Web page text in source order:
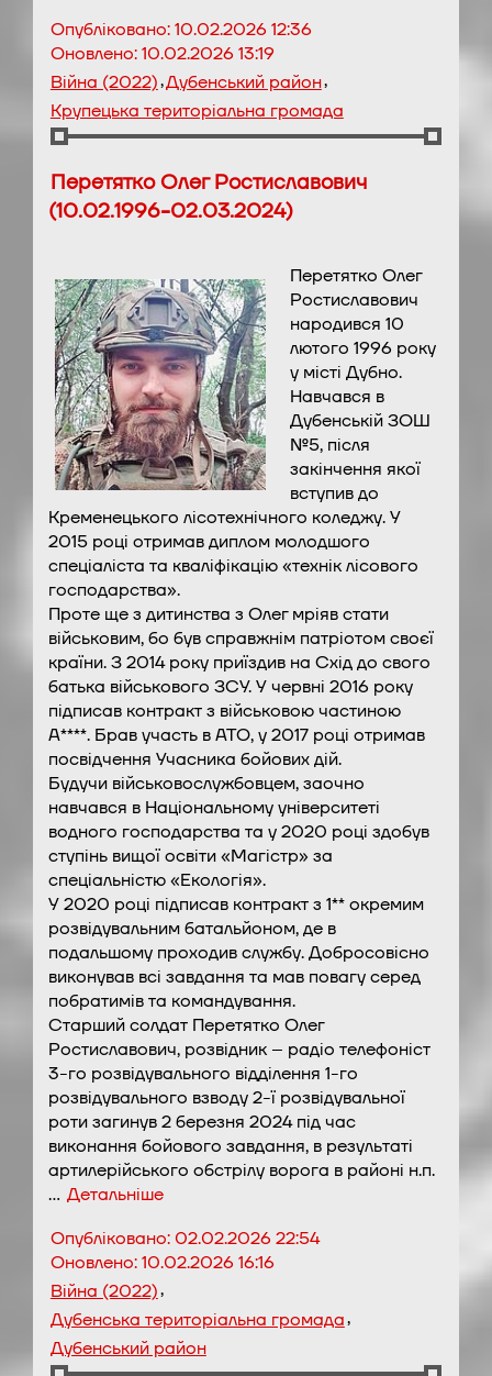
Опубліковано:10.02.2026 12:36
Оновлено:10.02.2026 13:19
Війна (2022),Дубенський район,
Крупецька територіальна громада
Перетятко Олег Ростиславович
(10.02.1996-02.03.2024)
Перетятко Олег
Ростиславович
народився 10
лютого 1996 року
у місті Дубно.
Навчався в
Дубенській ЗОШ
№5, після
закінчення якої
вступив до
Кременецького лісотехнічного коледжу. У
2015 році отримав диплом молодшого
спеціаліста та кваліфікацію «технік лісового
господарства».
Проте ще з дитинства з Олег мріяв стати
військовим, бо був справжнім патріотом своєї
країни. З 2014 року приїздив на Схід до свого
батька військового ЗСУ. У червні 2016 року
підписав контракт з військовою частиною
А****. Брав участь в АТО, у 2017 році отримав
посвідчення Учасника бойових дій.
Будучи військовослужбовцем, заочно
навчався в Національному університеті
водного господарства та у 2020 році здобув
ступінь вищої освіти «Магістр» за
спеціальністю «Екологія».
У 2020 році підписав контракт з 1** окремим
розвідувальним батальйоном, де в
подальшому проходив службу. Добросовісно
виконував всі завдання та мав повагу серед
побратимів та командування.
Старший солдат Перетятко Олег
Ростиславович, розвідник – радіо телефоніст
3-го розвідувального відділення 1-го
розвідувального взводу 2-ї розвідувальної
роти загинув 2 березня 2024 під час
виконання бойового завдання, в результаті
артилерійського обстрілу ворога в районі н.п.
… Детальніше
Опубліковано:02.02.2026 22:54
Оновлено:10.02.2026 16:16
Війна (2022),
Дубенська територіальна громада,
Дубенський район